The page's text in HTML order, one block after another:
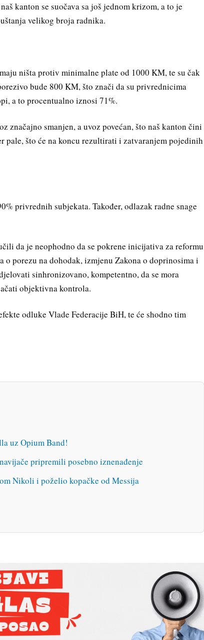
kanton se suočava sa još jednom krizom, a to je
velikog broja radnika.
ništa protiv minimalne plate od 1000 KM, te su čak
bude 800 KM, što znači da su privrednicima
a to procentualno iznosi 71%.
smanjen, a uvoz povećan, što naš kanton čini
pale, što će na koncu rezultirati i zatvaranjem pojedinih
privrednih subjekata. Također, odlazak radne snage
da je neophodno da se pokrene inicijativa za reformu
porezu na dohodak, izmjenu Zakona o doprinosima i
sinhronizovano, kompetentno, da se mora
objektivna kontrola.
odluke Vlade Federacije BiH, te će shodno tim
uz Opium Band!
pripremili posebno iznenađenje
Nikoli i poželio kopačke od Messija